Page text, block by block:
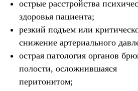
острые расстройства
здоровья пациента;
резкий подъем или
снижение артериального
острая патология органов
полости, осложнившаяся
перитонитом;